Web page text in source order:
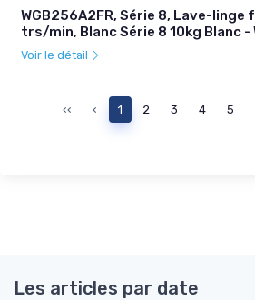
WGB256A2FR, Série 8, Lave-linge
trs/min, Blanc Série 8 10kg Blanc
Voir le détail
‹‹ ‹ 1 2 3 4 5
Les articles par date